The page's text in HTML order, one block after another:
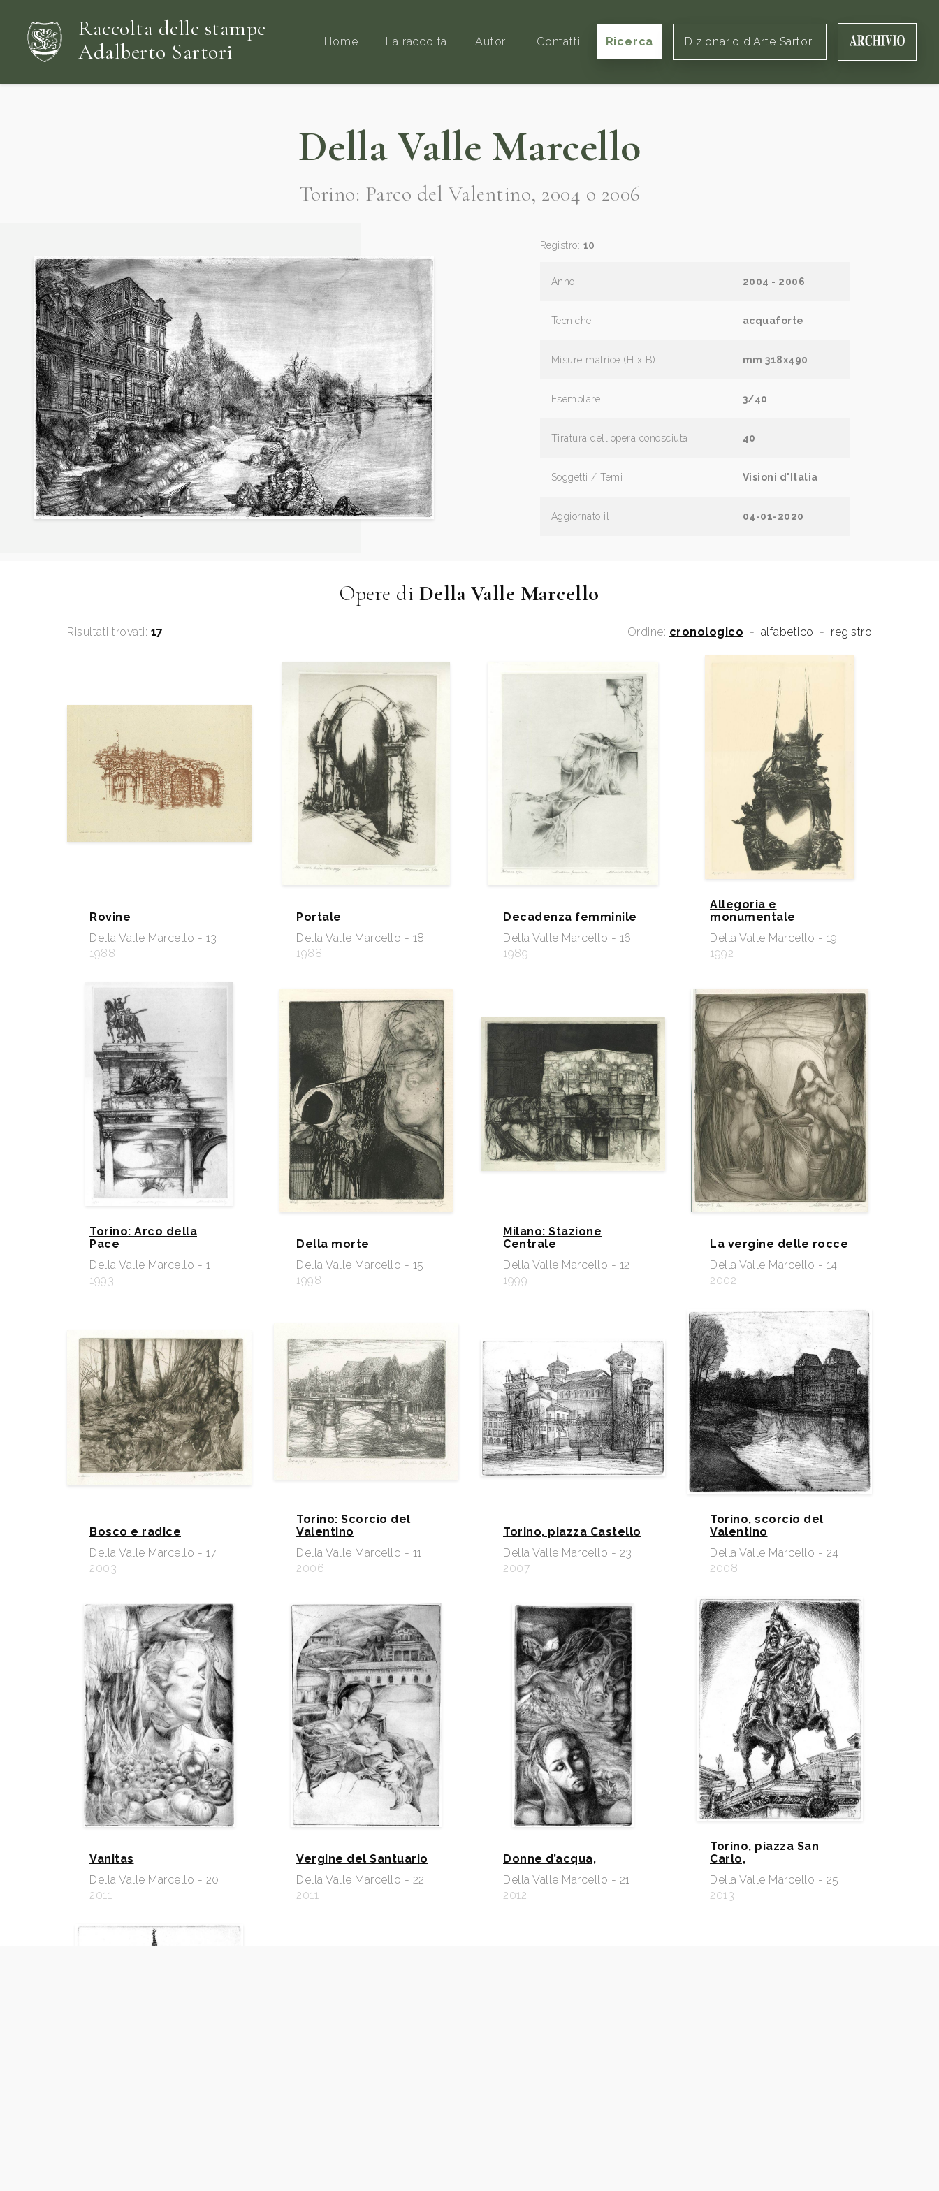
Raccolta delle stampe
Adalberto Sartori
Home La raccolta Autori Contatti Ricerca Dizionario d'Arte Sartori
Della Valle Marcello
Torino: Parco del Valentino, 2004 o 2006
Registro: 10
Anno 2004 - 2006
Tecniche acquaforte
Misure matrice (H x B) mm 318x490
Esemplare 3/40
Tiratura dell'opera conosciuta 40
Soggetti / Temi Visioni d'Italia
Aggiornato il 04-01-2020
Opere di Della Valle Marcello
Risultati trovati: 17 Ordine: cronologico - alfabetico - registro
Rovine
Della Valle Marcello - 13
1988
Portale
Della Valle Marcello - 18
1988
Decadenza femminile
Della Valle Marcello - 16
1989
Allegoria e
monumentale
Della Valle Marcello - 19
1992
Torino: Arco della
Pace
Della Valle Marcello - 1
1993
Della morte
Della Valle Marcello - 15
1998
Milano: Stazione
Centrale
Della Valle Marcello - 12
1999
La vergine delle rocce
Della Valle Marcello - 14
2002
Bosco e radice
Della Valle Marcello - 17
2003
Torino: Scorcio del
Valentino
Della Valle Marcello - 11
2006
Torino, piazza Castello
Della Valle Marcello - 23
2007
Torino, scorcio del
Valentino
Della Valle Marcello - 24
2008
Vanitas
Della Valle Marcello - 20
2011
Vergine del Santuario
Della Valle Marcello - 22
2011
Donne d’acqua,
Della Valle Marcello - 21
2012
Torino, piazza San
Carlo,
Della Valle Marcello - 25
2013